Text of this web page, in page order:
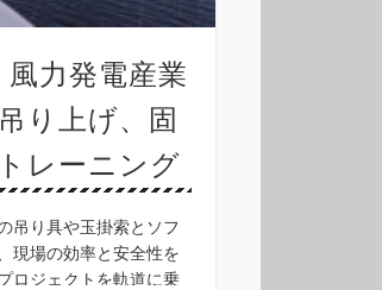
力発電産業
り上げ、固
レーニング
吊り具や玉掛索とソフ
現場の効率と安全性を
ロジェクトを軌道に乗